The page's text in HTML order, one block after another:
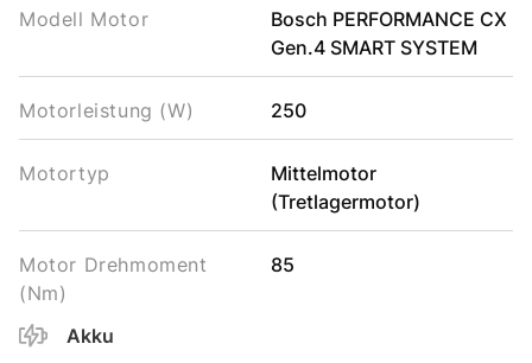
Modell Motor
Bosch PERFORMANCE CX
Gen.4 SMART SYSTEM
Motorleistung (W) 250
Motortyp
Mittelmotor
(Tretlagermotor)
Motor Drehmoment
(Nm)
85
Akku